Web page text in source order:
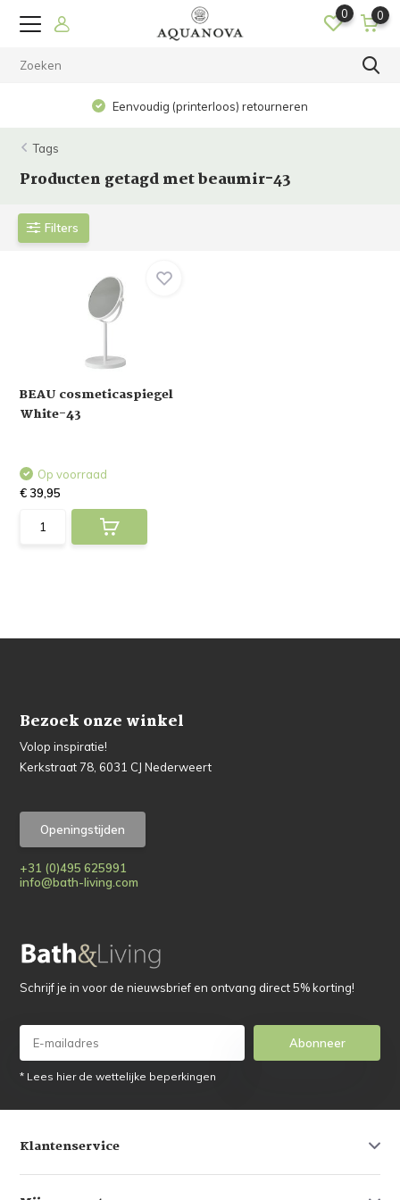
0 0
Eenvoudig (printerloos) retourneren
Tags
Producten getagd met beaumir-43
Filters
BEAU cosmeticaspiegel
White-43
Op voorraad
€ 39,95
Bezoek onze winkel
Volop inspiratie!
Kerkstraat 78, 6031 CJ Nederweert
Openingstijden
+31 (0)495 625991
info@bath-living.com
Schrijf je in voor de nieuwsbrief en ontvang direct 5% korting!
Abonneer
* Lees hier de wettelijke beperkingen
Klantenservice